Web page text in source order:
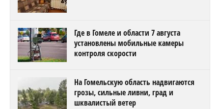
Где в Гомеле и области 7 августа
установлены мобильные камеры
контроля скорости
На Гомельскую область надвигаются
грозы, сильные ливни, град и
шквалистый ветер